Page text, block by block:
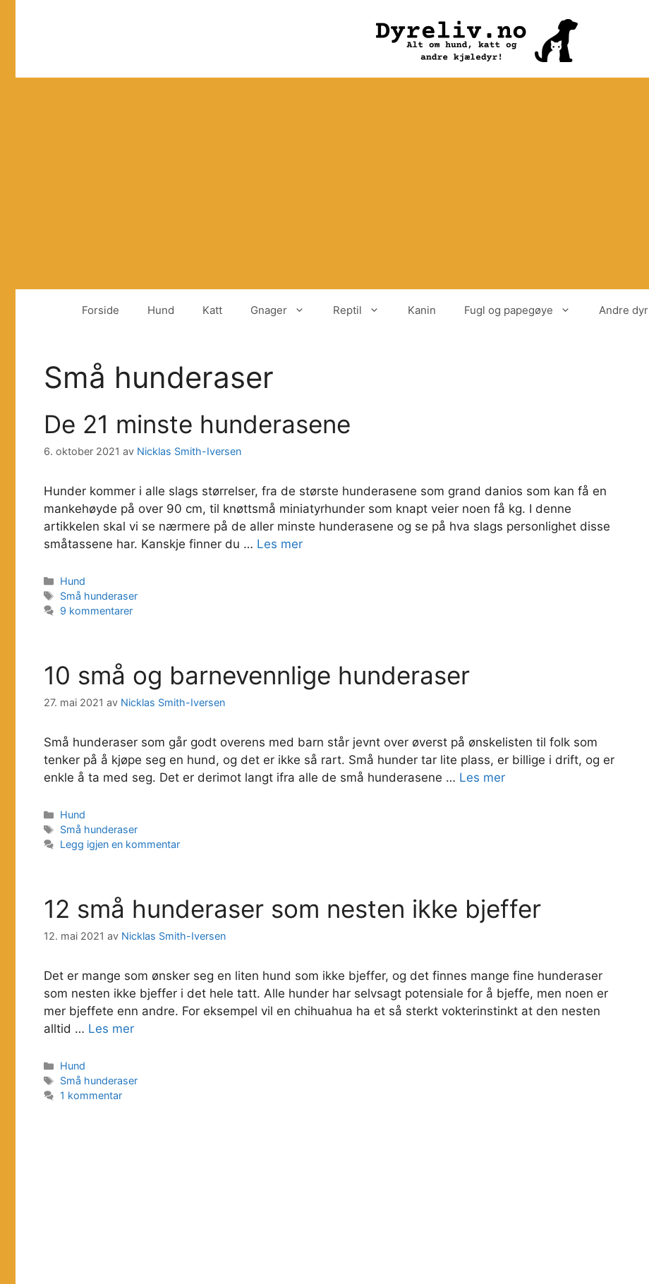
Forside Hund Katt Gnager Reptil Kanin Fugl og papegøye Andre dyr
Små hunderaser
De 21 minste hunderasene
6. oktober 2021 av Nicklas Smith-Iversen
Hunder kommer i alle slags størrelser, fra de største hunderasene som grand danios som kan få en
mankehøyde på over 90 cm, til knøttsmå miniatyrhunder som knapt veier noen få kg. I denne
artikkelen skal vi se nærmere på de aller minste hunderasene og se på hva slags personlighet disse
småtassene har. Kanskje finner du … Les mer
Kategorier
Hund
Stikkord
Små hunderaser
9 kommentarer
10 små og barnevennlige hunderaser
27. mai 2021 av Nicklas Smith-Iversen
Små hunderaser som går godt overens med barn står jevnt over øverst på ønskelisten til folk som
tenker på å kjøpe seg en hund, og det er ikke så rart. Små hunder tar lite plass, er billige i drift, og er
enkle å ta med seg. Det er derimot langt ifra alle de små hunderasene … Les mer
Kategorier
Hund
Stikkord
Små hunderaser
Legg igjen en kommentar
12 små hunderaser som nesten ikke bjeffer
12. mai 2021 av Nicklas Smith-Iversen
Det er mange som ønsker seg en liten hund som ikke bjeffer, og det finnes mange fine hunderaser
som nesten ikke bjeffer i det hele tatt. Alle hunder har selvsagt potensiale for å bjeffe, men noen er
mer bjeffete enn andre. For eksempel vil en chihuahua ha et så sterkt vokterinstinkt at den nesten
alltid … Les mer
Kategorier
Hund
Stikkord
Små hunderaser
1 kommentar